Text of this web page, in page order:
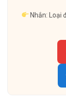
Nhắn: Loại